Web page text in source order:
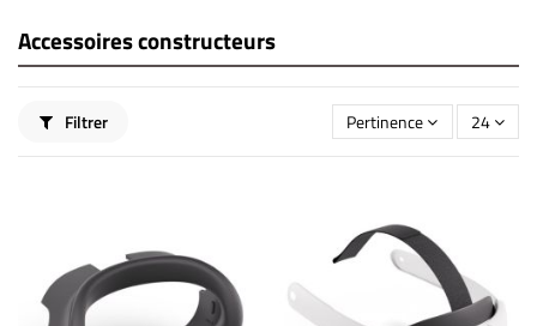
Accessoires constructeurs
Filtrer Pertinence 24